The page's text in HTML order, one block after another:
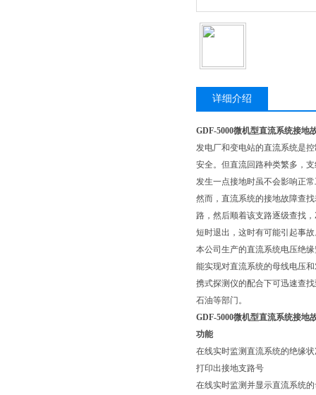
详细介绍
GDF-5000微机型直流系统接地
发电厂和变电站的直流系统是
安全。但直流回路种类繁多，
发生一点接地时虽不会影响正
然而，直流系统的接地故障查
路，然后顺着该支路逐级查找
短时退出，这时有可能引起事
本公司生产的直流系统电压绝
能实现对直流系统的母线电压
携式探测仪的配合下可迅速查
石油等部门。
GDF-5000微机型直流系统接地
功能
在线实时监测直流系统的绝缘
打印出接地支路号
在线实时监测并显示直流系统